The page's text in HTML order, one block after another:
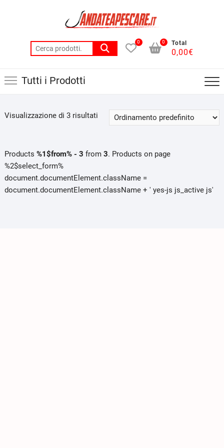
Cerca:
0 Total
0,00€
0
Tutti i Prodotti
Visualizzazione di 3 risultati
Products %1$from% - 3 from 3. Products on page
%2$select_form%
document.documentElement.className =
document.documentElement.className + ' yes-js js_active js'